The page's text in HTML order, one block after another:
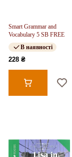
Smart Grammar and
Vocabulary 5 SB FREE
В наявності
228 ₴